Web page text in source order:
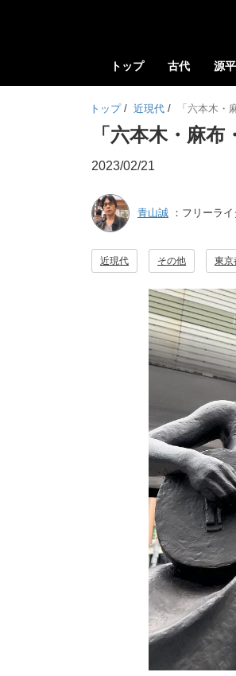
トップ 古代 源平
トップ / 近現代 / 「六本木
「六本木・麻
2023/02/21
青山誠 ：フリーライ
近現代 その他 東京